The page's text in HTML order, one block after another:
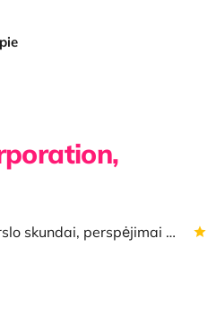
Diena kriptoje: BTC vėl perlipo USD 60 000, verslo skundai, perspėjimai dėl sukčių